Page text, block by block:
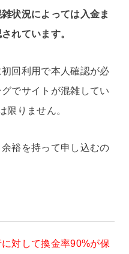
状況によっては入金ま
れています。
回利用で本人確認が必
でサイトが混雑してい
限りません。
裕を持って申し込むの
対して換金率90%が保